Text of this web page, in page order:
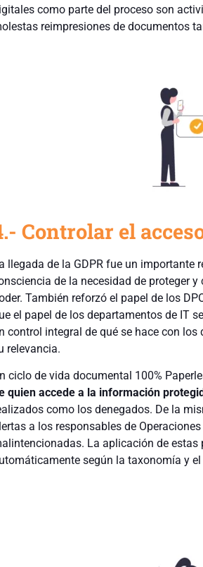
como parte del proceso son
reimpresiones de documentos
Controlar el
llegada de la GDPR fue un importante
de la necesidad de proteger
También reforzó el papel de los
el papel de los departamentos de IT
control integral de qué se hace con
relevancia.
ciclo de vida documental 100%
quien accede a la información
como los denegados. De la
a los responsables de
La aplicación de
según la taxonomía y